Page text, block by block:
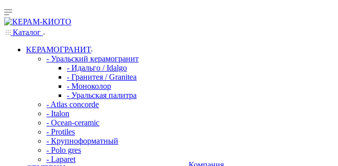
Каталог
КЕРАМОГРАНИТ
- Уральский керамогранит
- Идальго / Idalgo
- Гранитея / Granitea
- Моноколор
- Уральская палитра
- Atlas concorde
- Italon
- Ocean-ceramic
- Protiles
- Крупноформатный
- Polo gres
- Laparet